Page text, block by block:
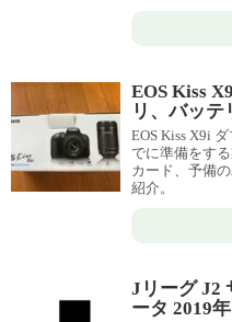
EOS Kiss
リ、バッテ
EOS Kiss X9i
でに準備をす
カード、予備
紹介。
Jリーグ J2
ータ 2019年